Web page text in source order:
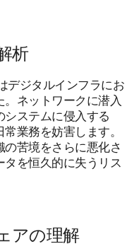
析
デジタルインフラにお
ネットワークに潜入
ステムに侵入する
業務を妨害します。
苦境をさらに悪化さ
を恒久的に失うリス
アの理解